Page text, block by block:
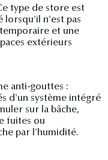
type de store est
lorsqu'il n'est pas
et une
extérieurs
anti-gouttes :
d'un système intégré
sur la bâche,
fuites ou
par l'humidité.